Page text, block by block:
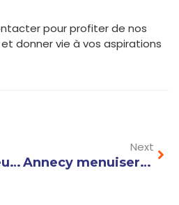
pour profiter de nos
donner vie à vos aspirations
Couvreur zingueur Annecy : quel budget prévoir pour vos travaux de toiture ?
Next
Annecy menuiserie : trouvez le bon artisan pour vos fenêtres et portes sur mesure